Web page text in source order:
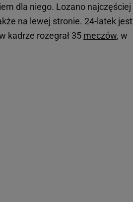
dla niego. Lozano najczęściej
na lewej stronie. 24-latek jest
kadrze rozegrał 35 meczów, w